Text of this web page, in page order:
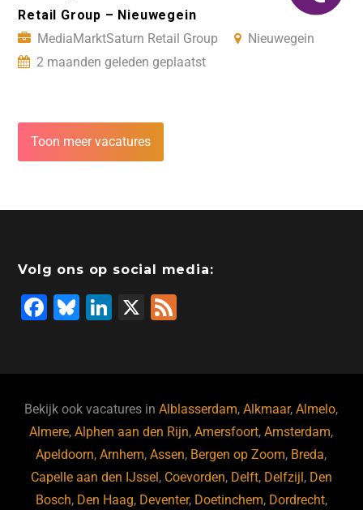
Retail Group – Nieuwegein
MediaMarktSaturn Retail Group
Nieuwegein
2 maanden geleden geplaatst
Toon meer vacatures
Volg ons op social media:
F
b
o
o
k
Bl
ky
Li
dI
n
X
Bekijk ook vacatures inAlblasserdam,Alkmaar,Almelo,
Almere,Alphen aan den Rijn,Amersfoort,Amsterdam,
Apeldoorn,Arnhem,Assen, Bergen op Zoom, Breda,
Capelle aan den IJssel , Coevorden, Delft, Delfzijl , Den
Bosch, Den Haag, Deventer, Doetinchem, Dordrecht,